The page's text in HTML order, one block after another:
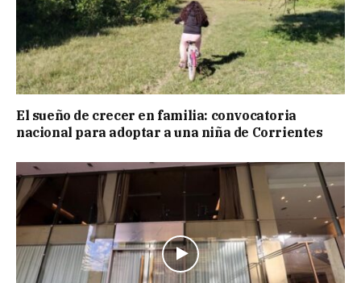
El sueño de crecer en familia: convocatoria
nacional para adoptar a una niña de Corrientes